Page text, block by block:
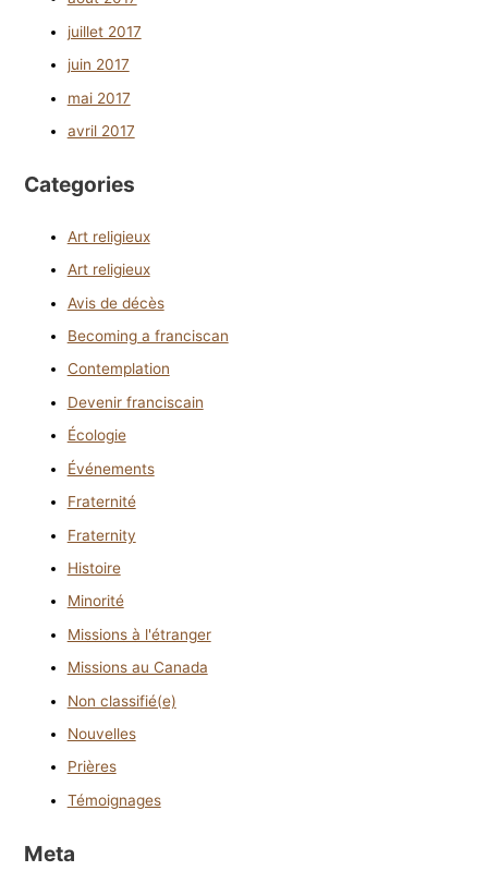
juillet 2017
juin 2017
mai 2017
avril 2017
Categories
Art religieux
Art religieux
Avis de décès
Becoming a franciscan
Contemplation
Devenir franciscain
Écologie
Événements
Fraternité
Fraternity
Histoire
Minorité
Missions à l'étranger
Missions au Canada
Non classifié(e)
Nouvelles
Prières
Témoignages
Meta